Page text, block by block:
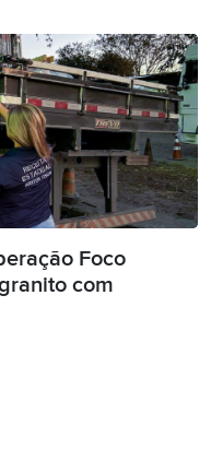
Foco
com